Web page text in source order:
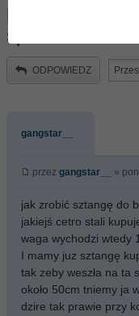
plan cwiczen
sprzetu
ODPOWIEDZ
gangstar__
przez gangstar__ »
jak zrobić sztangę do
jakiejś cetro stali
waga wychodzi wtedy
I mamy juz sztangę
tak zeby weszła na ta
około 50cm tniemy ja
dzire tak prawie przy